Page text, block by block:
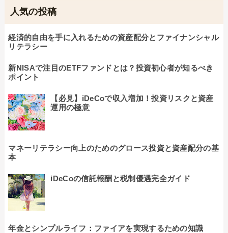
人気の投稿
経済的自由を手に入れるための資産配分とファイナンシャル
リテラシー
新NISAで注目のETFファンドとは？投資初心者が知るべき
ポイント
【必見】iDeCoで収入増加！投資リスクと資産
運用の極意
マネーリテラシー向上のためのグロース投資と資産配分の基
本
iDeCoの信託報酬と税制優遇完全ガイド
年金とシンプルライフ：ファイアを実現するための知識